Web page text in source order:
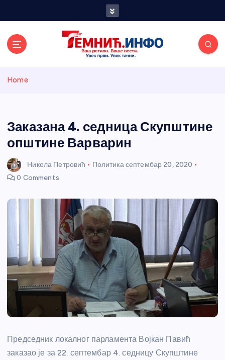
и портал
Home
Заказана 4. седница Скупштине
општине Варварин
Никола Петровић Политикасептембар 20, 2020
0 Comments
Председник локалног парламента Војкан Павић
заказао је за 22. септембар 4. седницу Скупштине